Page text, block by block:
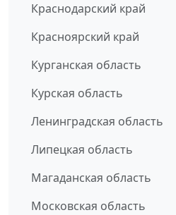
Краснодарский край
Красноярский край
Курганская область
Курская область
Ленинградская область
Липецкая область
Магаданская область
Московская область